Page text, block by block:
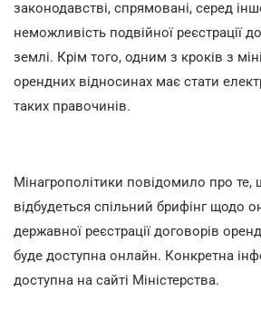
законодавстві, спрямовані, серед
неможливість подвійної реєстрації
землі. Крім того, одним з кроків з
орендних відносинах має стати
таких правочинів.
Мінагрополітики повідомило про те,
відбудеться спільний брифінг щодо
державної реєстрації договорів
буде доступна онлайн. Конкретна
доступна на сайті Міністерства.